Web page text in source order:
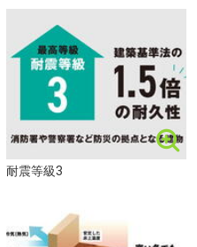
、安心した暮らしを送れ
。
耐震等級3